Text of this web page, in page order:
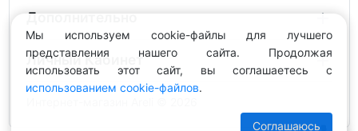
Дополнительно
Личный Кабинет
Мы используем cookie-файлы для лучшего
представления нашего сайта. Продолжая
использовать этот сайт, вы соглашаетесь с
использованием cookie-файлов.
Соглашаюсь